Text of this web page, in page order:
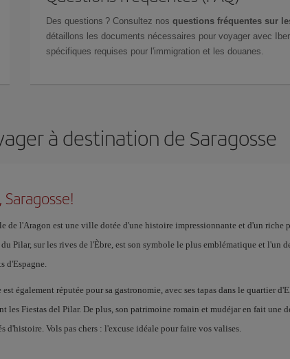
Des questions ? Consultez nos questions fréquentes sur
détaillons les documents nécessaires pour voyager avec
spécifiques requises pour l'immigration et les douanes.
à destination de Saragosse
Saragosse!
de l'Aragon est une ville dotée d'une histoire impressionnante et d'un riche
Pilar, sur les rives de l'Èbre, est son symbole le plus emblématique et l'un
d'Espagne.
est également réputée pour sa gastronomie, avec ses tapas dans le quartier
les Fiestas del Pilar. De plus, son patrimoine romain et mudéjar en fait une
d'histoire. Vols pas chers : l'excuse idéale pour faire vos valises.